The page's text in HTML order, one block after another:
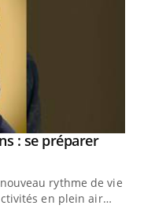
: se préparer
rythme de vie !
en plein air…